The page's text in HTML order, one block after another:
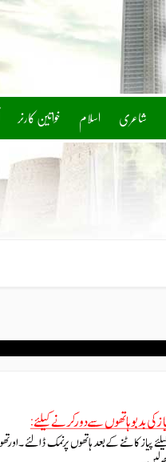
خواتین کارنر اسلام شاعری